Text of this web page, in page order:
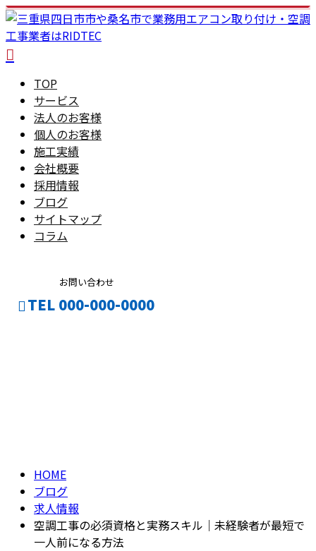
TOP
サービス
法人のお客様
個人のお客様
施工実績
会社概要
採用情報
ブログ
サイトマップ
コラム
お問い合わせ
TEL 000-000-0000
HOME
ブログ
求人情報
空調工事の必須資格と実務スキル｜未経験者が最短で
一人前になる方法